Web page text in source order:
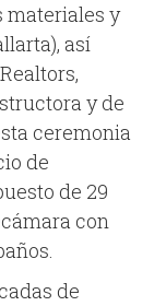
materiales y
así
y de
ceremonia
de
de 29
con
de